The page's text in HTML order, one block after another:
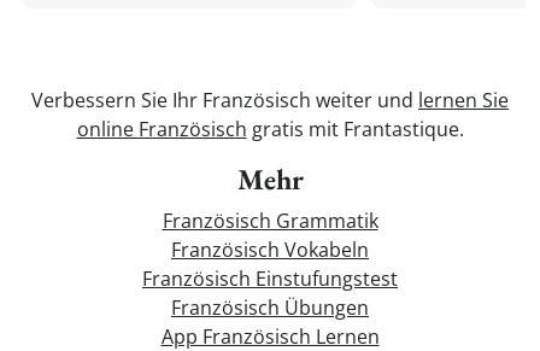
Verbessern Sie Ihr Französisch weiter und lernen Sie
online Französisch gratis mit Frantastique.
Mehr
Französisch Grammatik
Französisch Vokabeln
Französisch Einstufungstest
Französisch Übungen
App Französisch Lernen